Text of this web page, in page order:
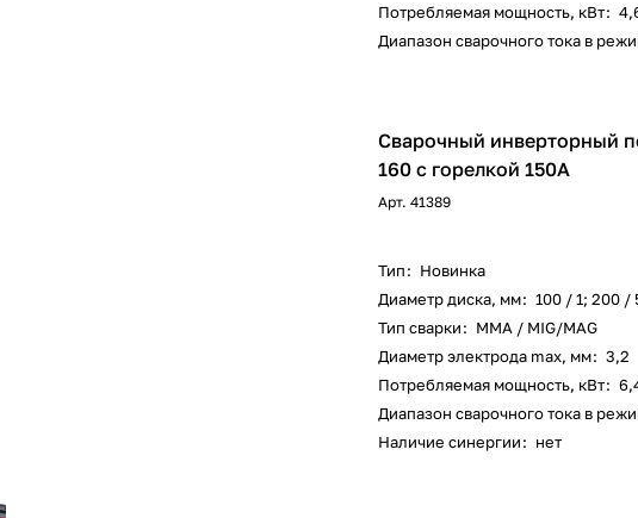
Потребляемая мощность, кВт:
Диапазон сварочного тока в
Сварочный инверторный
160 с горелкой 150А
Арт. 41389
Тип: Новинка
Диаметр диска, мм: 100 / 1; 200 /
Тип сварки: MMA / MIG/MAG
Диаметр электрода max, мм: 3,2
Потребляемая мощность, кВт:
Диапазон сварочного тока в
Наличие синергии: нет